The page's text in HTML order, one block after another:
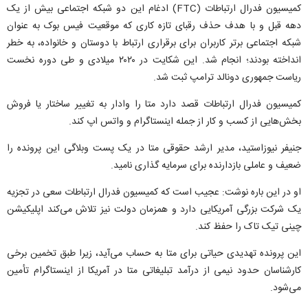
کمیسیون فدرال ارتباطات (FTC) ادغام این دو شبکه اجتماعی بیش از یک
دهه قبل و با هدف حذف رقبای تازه کاری که موقعیت فیس بوک به عنوان
شبکه اجتماعی برتر کاربران برای برقراری ارتباط با دوستان و خانواده، به خطر
انداخته بودند؛ انجام شد. این شکایت در ۲۰۲۰ میلادی و طی دوره نخست
ریاست جمهوری دونالد ترامپ ثبت شد.
کمیسیون فدرال ارتباطات قصد دارد متا را وادار به تغییر ساختار یا فروش
بخش‌هایی از کسب و کار از جمله اینستاگرام و واتس اپ کند.
جنیفر نیوزاستید، مدیر ارشد حقوقی متا در یک پست وبلاگی این پرونده را
ضعیف و عاملی بازدارنده برای سرمایه گذاری نامید.
او در این باره نوشت: عجیب است که کمیسیون فدرال ارتباطات سعی در تجزیه
یک شرکت بزرگی آمریکایی دارد و همزمان دولت نیز تلاش می‌کند اپلیکیشن
چینی تیک تاک را حفظ کند.
این پرونده تهدیدی حیاتی برای متا به حساب می‌آید، زیرا طبق تخمین برخی
کارشناسان حدود نیمی از درآمد تبلیغاتی متا در آمریکا از اینستاگرام تأمین
می‌شود.